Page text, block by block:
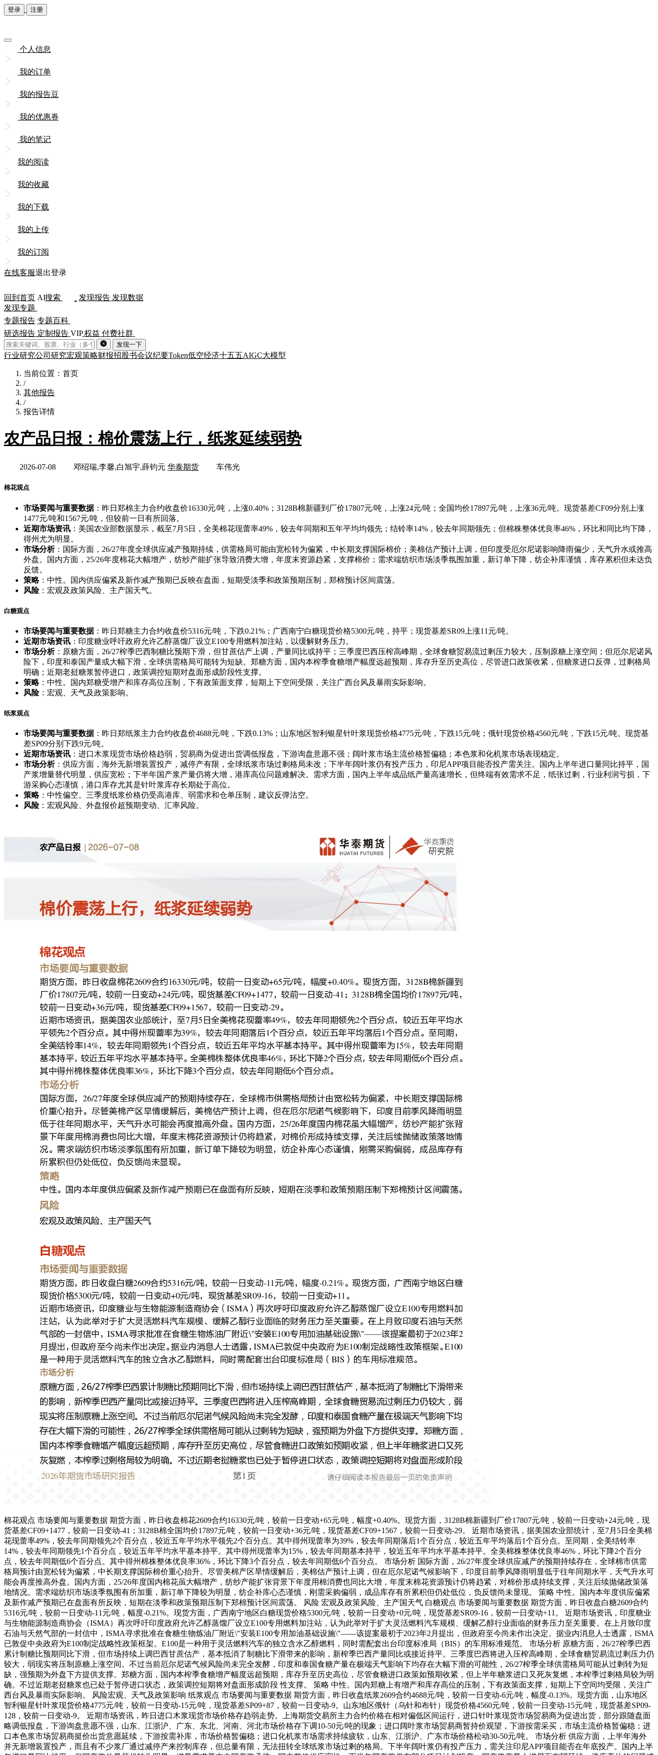
登录 注册
个人信息
我的订单
我的报告豆
我的优惠券
我的笔记
我的阅读
我的收藏
我的下载
我的上传
我的订阅
在线客服退出登录
回到首页 AI搜索 发现报告 发现数据
发现专题
专题报告 专题百科
研选报告 定制报告 VIP权益 付费社群
发现一下
行业研究公司研究宏观策略财报招股书会议纪要Token低空经济十五五AIGC大模型
当前位置：首页
/
其他报告
/
报告详情
农产品日报：棉价震荡上行，纸浆延续弱势
2026-07-08 邓绍瑞,李馨,白旭宇,薛钧元 华泰期货 车伟光
棉花观点
市场要闻与重要数据：昨日郑棉主力合约收盘价16330元/吨，上涨0.40%；3128B棉新疆到厂价17807元/吨，上涨24元/吨；全国均价17897元/吨，上涨36元/吨。现货基差CF09分别上涨
1477元/吨和1567元/吨，但较前一日有所回落。
近期市场资讯 ：美国农业部数据显示，截至7月5日，全美棉花现蕾率49%，较去年同期和五年平均均领先；结铃率14%，较去年同期领先；但棉株整体优良率46%，环比和同比均下降，
得州尤为明显。
市场分析：国际方面，26/27年度全球供应减产预期持续，供需格局可能由宽松转为偏紧，中长期支撑国际棉价；美棉估产预计上调，但印度受厄尔尼诺影响降雨偏少，天气升水或推高
外盘。国内方面，25/26年度棉花大幅增产，纺纱产能扩张导致消费大增，年度末资源趋紧，支撑棉价；需求端纺织市场淡季氛围加重，新订单下降，纺企补库谨慎，库存累积但未达负
反馈。
策略：中性。国内供应偏紧及新作减产预期已反映在盘面，短期受淡季和政策预期压制，郑棉预计区间震荡。
风险：宏观及政策风险、主产国天气。
白糖观点
市场要闻与重要数据：昨日郑糖主力合约收盘价5316元/吨，下跌0.21%；广西南宁白糖现货价格5300元/吨，持平；现货基差SR09上涨11元/吨。
近期市场资讯 ：印度糖业呼吁政府允许乙醇蒸馏厂设立E100专用燃料加注站，以缓解财务压力。
市场分析：原糖方面，26/27榨季巴西制糖比预期下滑，但甘蔗估产上调，产量同比或持平；三季度巴西压榨高峰期，全球食糖贸易流过剩压力较大，压制原糖上涨空间；但厄尔尼诺风
险下，印度和泰国产量或大幅下滑，全球供需格局可能转为短缺。郑糖方面，国内本榨季食糖增产幅度远超预期，库存升至历史高位，尽管进口政策收紧，但糖浆进口反弹，过剩格局
明确；近期老挝糖浆暂停进口，政策调控短期对盘面形成阶段性支撑。
策略：中性。国内郑糖受增产和库存高位压制，下有政策面支撑，短期上下空间受限，关注广西台风及暴雨实际影响。
风险：宏观、天气及政策影响。
纸浆观点
市场要闻与重要数据：昨日郑纸浆主力合约收盘价4688元/吨，下跌0.13%；山东地区智利银星针叶浆现货价格4775元/吨，下跌15元/吨；俄针现货价格4560元/吨，下跌15元/吨。现货基
差SP09分别下跌9元/吨。
近期市场资讯 ：进口木浆现货市场价格趋弱，贸易商为促进出货调低报盘，下游询盘意愿不强；阔叶浆市场主流价格暂偏稳；本色浆和化机浆市场表现稳定。
市场分析：供应方面，海外无新增装置投产，减停产有限，全球纸浆市场过剩格局未改；下半年阔叶浆仍有投产压力，印尼APP项目能否投产需关注。国内上半年进口量同比持平，国
产浆增量替代明显，供应宽松；下半年国产浆产量仍将大增，港库高位问题难解决。需求方面，国内上半年成品纸产量高速增长，但终端有效需求不足，纸张过剩，行业利润亏损，下
游采购心态谨慎，港口库存尤其是针叶浆库存长期处于高位。
策略：中性偏空。三季度纸浆价格仍受高港库、弱需求和仓单压制，建议反弹沽空。
风险：宏观风险、外盘报价超预期变动、汇率风险。
棉花观点 市场要闻与重要数据 期货方面，昨日收盘棉花2609合约16330元/吨，较前一日变动+65元/吨，幅度+0.40%。现货方面，3128B棉新疆到厂价17807元/吨，较前一日变动+24元/吨，现
货基差CF09+1477，较前一日变动-41；3128B棉全国均价17897元/吨，较前一日变动+36元/吨，现货基差CF09+1567，较前一日变动-29。 近期市场资讯，据美国农业部统计，至7月5日全美棉
花现蕾率49%，较去年同期领先2个百分点，较近五年平均水平领先2个百分点。其中得州现蕾率为39%，较去年同期落后1个百分点，较近五年平均落后1个百分点。至同期，全美结铃率
14%，较去年同期领先1个百分点，较近五年平均水平基本持平。其中得州现蕾率为15%，较去年同期基本持平，较近五年平均水平基本持平。全美棉株整体优良率46%，环比下降2个百分
点，较去年同期低6个百分点。其中得州棉株整体优良率36%，环比下降3个百分点，较去年同期低6个百分点。 市场分析 国际方面，26/27年度全球供应减产的预期持续存在，全球棉市供需
格局预计由宽松转为偏紧，中长期支撑国际棉价重心抬升。尽管美棉产区旱情缓解后，美棉估产预计上调，但在厄尔尼诺气候影响下，印度目前季风降雨明显低于往年同期水平，天气升水可
能会再度推高外盘。国内方面，25/26年度国内棉花虽大幅增产，纺纱产能扩张背景下年度用棉消费也同比大增，年度末棉花资源预计仍将趋紧，对棉价形成持续支撑，关注后续抛储政策落
地情况。需求端纺织市场淡季氛围有所加重，新订单下降较为明显，纺企补库心态谨慎，刚需采购偏弱，成品库存有所累积但仍处低位，负反馈尚未显现。 策略 中性。国内本年度供应偏紧
及新作减产预期已在盘面有所反映，短期在淡季和政策预期压制下郑棉预计区间震荡。 风险 宏观及政策风险、主产国天气 白糖观点 市场要闻与重要数据 期货方面，昨日收盘白糖2609合约
5316元/吨，较前一日变动-11元/吨，幅度-0.21%。现货方面，广西南宁地区白糖现货价格5300元/吨，较前一日变动+0元/吨，现货基差SR09-16，较前一日变动+11。 近期市场资讯，印度糖业
与生物能源制造商协会（ISMA）再次呼吁印度政府允许乙醇蒸馏厂设立E100专用燃料加注站，认为此举对于扩大灵活燃料汽车规模、缓解乙醇行业面临的财务压力至关重要。在上月致印度
石油与天然气部的一封信中，ISMA寻求批准在食糖生物炼油厂附近\"安装E100专用加油基础设施\"——该提案最初于2023年2月提出，但政府至今尚未作出决定。据业内消息人士透露，ISMA
已敦促中央政府为E100制定战略性政策框架。E100是一种用于灵活燃料汽车的独立含水乙醇燃料，同时需配套出台印度标准局（BIS）的车用标准规范。 市场分析 原糖方面，26/27榨季巴西
累计制糖比预期同比下滑，但市场持续上调巴西甘蔗估产，基本抵消了制糖比下滑带来的影响，新榨季巴西产量同比或接近持平。三季度巴西将进入压榨高峰期，全球食糖贸易流过剩压力仍
较大，弱现实将压制原糖上涨空间。不过当前厄尔尼诺气候风险尚未完全发酵，印度和泰国食糖产量在极端天气影响下均存在大幅下滑的可能性，26/27榨季全球供需格局可能从过剩转为短
缺，强预期为外盘下方提供支撑。郑糖方面，国内本榨季食糖增产幅度远超预期，库存升至历史高位，尽管食糖进口政策如预期收紧，但上半年糖浆进口又死灰复燃，本榨季过剩格局较为明
确。不过近期老挝糖浆也已处于暂停进口状态，政策调控短期将对盘面形成阶段 性支撑。 策略 中性。国内郑糖上有增产和库存高位的压制，下有政策面支撑，短期上下空间均受限，关注广
西台风及暴雨实际影响。 风险宏观、天气及政策影响 纸浆观点 市场要闻与重要数据 期货方面，昨日收盘纸浆2609合约4688元/吨，较前一日变动-6元/吨，幅度-0.13%。现货方面，山东地区
智利银星针叶浆现货价格4775元/吨，较前一日变动-15元/吨，现货基差SP09+87，较前一日变动-9。山东地区俄针（乌针和布针）现货价格4560元/吨，较前一日变动-15元/吨，现货基差SP09-
128，较前一日变动-9。 近期市场资讯，昨日进口木浆现货市场价格存趋弱走势。上海期货交易所主力合约价格在相对偏低区间运行，进口针叶浆现货市场贸易商为促进出货，部分跟随盘面
略调低报盘，下游询盘意愿不强，山东、江浙沪、广东、东北、河南、河北市场价格存下调10-50元/吨的现象；进口阔叶浆市场贸易商暂持价观望，下游按需采买，市场主流价格暂偏稳；进
口本色浆市场贸易商挺价出货意愿延续，下游按需补库，市场价格暂偏稳；进口化机浆市场需求持续疲软，山东、江浙沪、广东市场价格松动30-50元/吨。 市场分析 供应方面，上半年海外
并无新增装置投产，而且有不少浆厂通过减停产来控制库存，但总量有限，无法扭转全球纸浆市场过剩的格局。下半年阔叶浆仍有投产压力，需关注印尼APP项目能否在年底投产。国内上半